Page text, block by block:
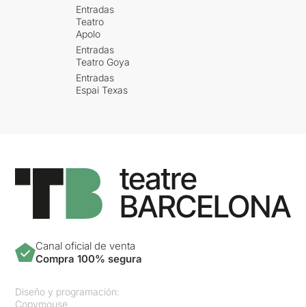
Entradas
Teatro
Apolo
Entradas
Teatro Goya
Entradas
Espai Texas
Canal oficial de venta
Compra 100% segura
Diseño y programación:
Copymouse